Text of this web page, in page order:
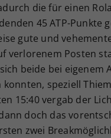
die für einen
45 ATP-Punkte
gute und
verlorenem Posten
beide bei
speziell
15:40 vergab der
doch das
zwei